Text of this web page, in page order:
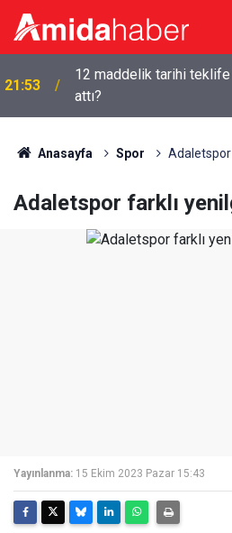
21:53
12 maddelik tarihi teklife
attı?
Anasayfa Spor Adaletspor
Adaletspor farklı
Yayınlanma: 15 Ekim 2023 Pazar 15:43